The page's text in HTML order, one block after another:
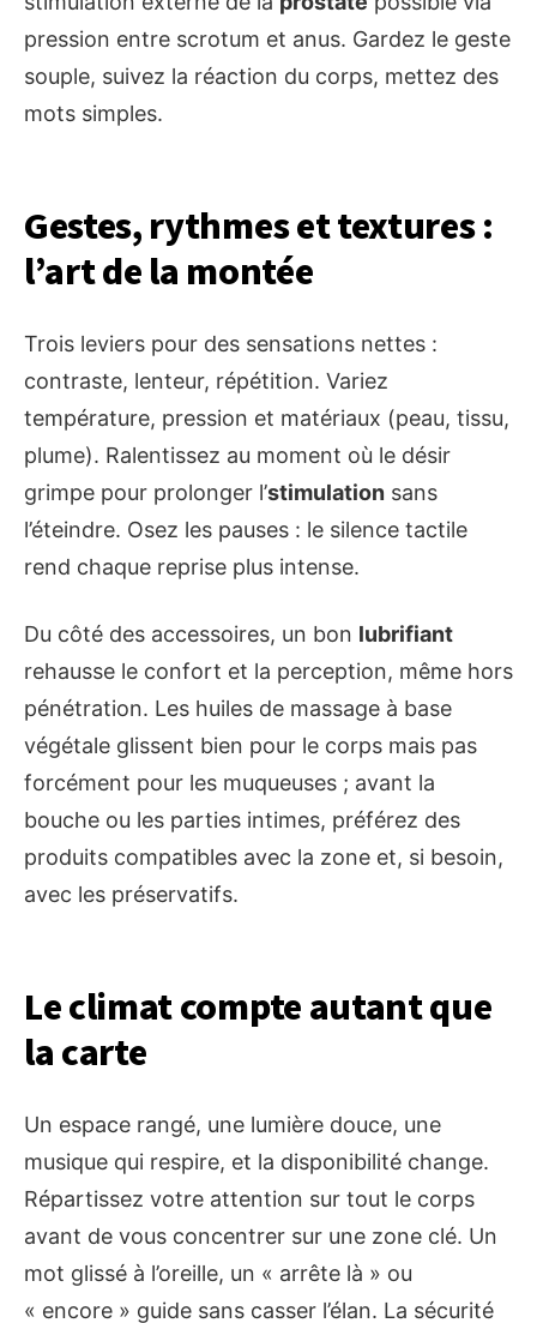
pression entre scrotum et anus. Gardez le geste
souple, suivez la réaction du corps, mettez des
mots simples.
Gestes, rythmes et textures :
l’art de la montée
Trois leviers pour des sensations nettes :
contraste, lenteur, répétition. Variez
température, pression et matériaux (peau, tissu,
plume). Ralentissez au moment où le désir
grimpe pour prolonger l’stimulation sans
l’éteindre. Osez les pauses : le silence tactile
rend chaque reprise plus intense.
Du côté des accessoires, un bon lubrifiant
rehausse le confort et la perception, même hors
pénétration. Les huiles de massage à base
végétale glissent bien pour le corps mais pas
forcément pour les muqueuses ; avant la
bouche ou les parties intimes, préférez des
produits compatibles avec la zone et, si besoin,
avec les préservatifs.
Le climat compte autant que
la carte
Un espace rangé, une lumière douce, une
musique qui respire, et la disponibilité change.
Répartissez votre attention sur tout le corps
avant de vous concentrer sur une zone clé. Un
mot glissé à l’oreille, un « arrête là » ou
« encore » guide sans casser l’élan. La sécurité